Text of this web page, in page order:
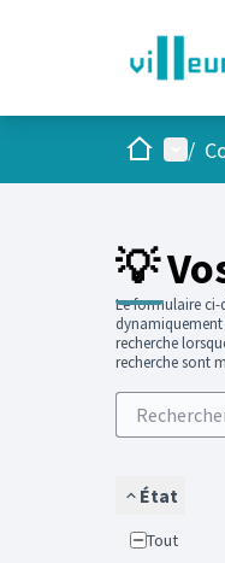
AccueilMenu
/
💡
Le formulaire ci-
dynamiquement
recherche
recherche sont
État
Tout